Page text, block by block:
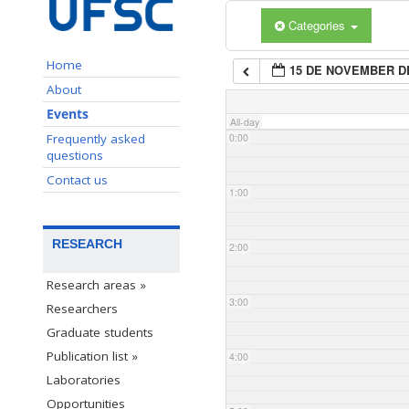
Home
About
Events
Frequently asked
questions
Contact us
RESEARCH
Research areas »
Researchers
Graduate students
Publication list »
Laboratories
Opportunities
Categories
15 DE NOVEMBER
All-day
0:00
1:00
2:00
3:00
4:00